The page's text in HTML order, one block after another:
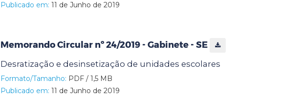
Publicado em: 11 de Junho de 2019
Memorando Circular nº 24/2019 - Gabinete - SE
Desratização e desinsetização de unidades escolares
Formato/Tamanho: PDF / 1,5 MB
Publicado em: 11 de Junho de 2019